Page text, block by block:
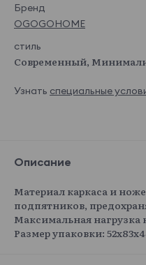
Бренд
OGOGOHOME
стиль
Современный,
Узнать специальные
Описание
Материал каркаса и
подпятников,
Максимальная нагрузка
Размер упаковки: